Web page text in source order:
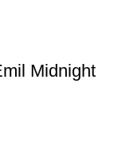
Midnight